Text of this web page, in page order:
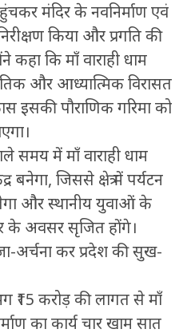
मंदिर के नवनिर्माण एवं
किया और प्रगति की
कहा कि माँ वाराही धाम
और आध्यात्मिक विरासत
इसकी पौराणिक गरिमा को
समय में माँ वाराही धाम
बनेगा, जिससे क्षेत्र में पर्यटन
और स्थानीय युवाओं के
के अवसर सृजित होंगे।
अर्चना कर प्रदेश की सुख-
₹15 करोड़ की लागत से माँ
का कार्य चार खाम सात